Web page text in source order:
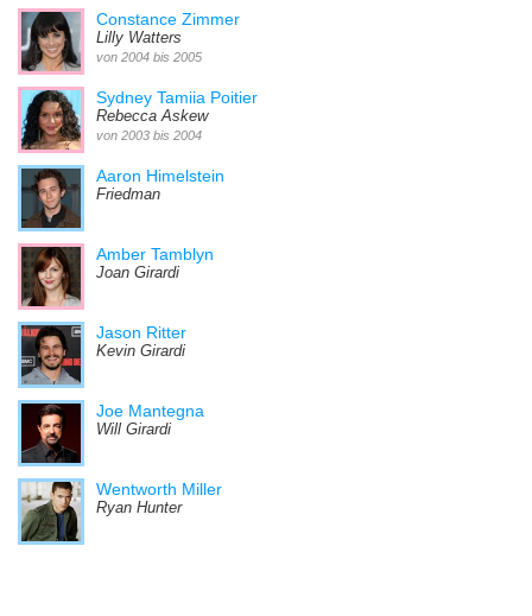
Constance Zimmer
Lilly Watters
von 2004 bis 2005
Sydney Tamiia Poitier
Rebecca Askew
von 2003 bis 2004
Aaron Himelstein
Friedman
Amber Tamblyn
Joan Girardi
Jason Ritter
Kevin Girardi
Joe Mantegna
Will Girardi
Wentworth Miller
Ryan Hunter